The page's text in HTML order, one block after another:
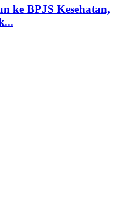
ke BPJS Kesehatan,